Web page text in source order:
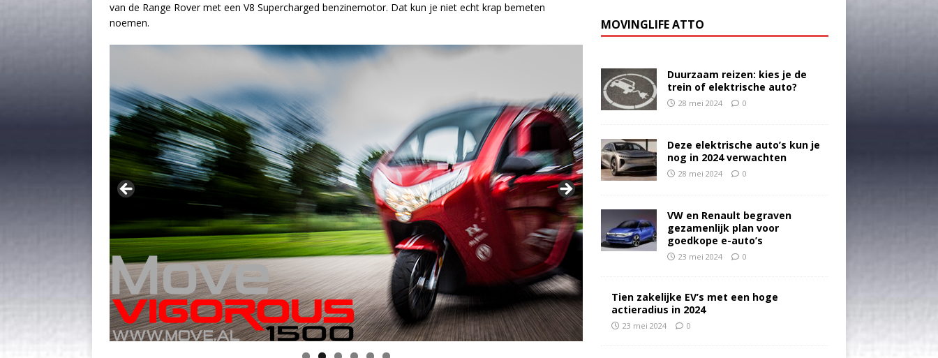
van de Range Rover met een V8 Supercharged benzinemotor. Dat kun je niet echt krap bemeten
noemen.
Klik op de foto voor meer informatie
MOVINGLIFE ATTO
Duurzaam reizen: kies je de
trein of elektrische auto?
28 mei 2024 0
Deze elektrische auto’s kun je
nog in 2024 verwachten
28 mei 2024 0
VW en Renault begraven
gezamenlijk plan voor
goedkope e-auto’s
23 mei 2024 0
Tien zakelijke EV’s met een hoge
actieradius in 2024
23 mei 2024 0